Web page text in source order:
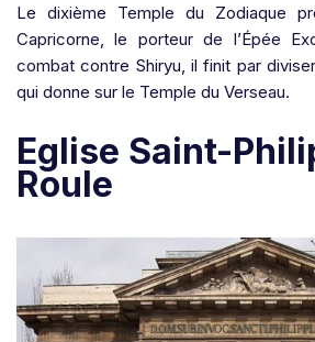
Le dixième Temple du Zodiaque
Capricorne , le porteur de l’Épée
combat contre Shiryu, il finit par
qui donne sur le Temple du Verseau.
Eglise Saint-
Roule